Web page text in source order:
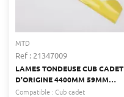
MTD
Ref : 21347009
LAMES TONDEUSE CUB CADET
D'ORIGINE 4400MM 59MM
MTD 742-05052-X
Compatible :Cub cadet